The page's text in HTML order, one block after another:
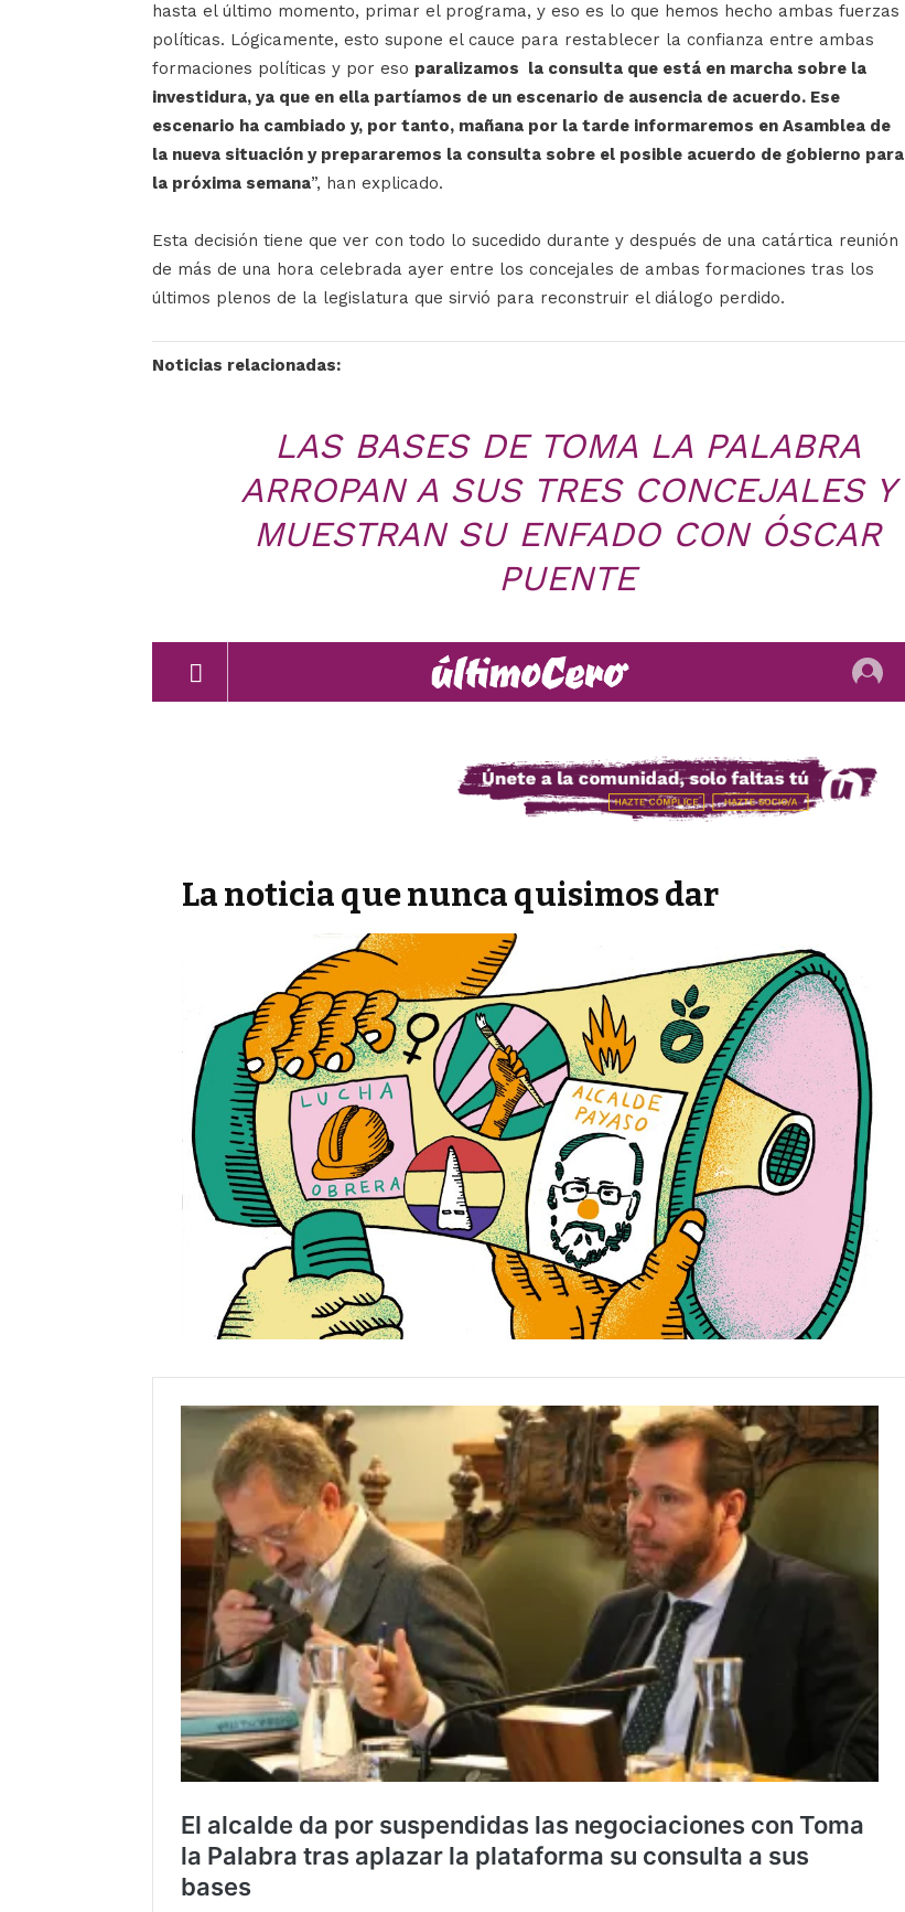
hasta el último momento, primar el programa, y eso es lo que hemos hecho ambas fuerzas
políticas. Lógicamente, esto supone el cauce para restablecer la confianza entre ambas
formaciones políticas y por eso paralizamos la consulta que está en marcha sobre la
investidura, ya que en ella partíamos de un escenario de ausencia de acuerdo. Ese
escenario ha cambiado y, por tanto, mañana por la tarde informaremos en Asamblea de
la nueva situación y prepararemos la consulta sobre el posible acuerdo de gobierno para
la próxima semana”, han explicado.
Esta decisión tiene que ver con todo lo sucedido durante y después de una catártica reunión
de más de una hora celebrada ayer entre los concejales de ambas formaciones tras los
últimos plenos de la legislatura que sirvió para reconstruir el diálogo perdido.
Noticias relacionadas:
LAS BASES DE TOMA LA PALABRA
ARROPAN A SUS TRES CONCEJALES Y
MUESTRAN SU ENFADO CON ÓSCAR
PUENTE